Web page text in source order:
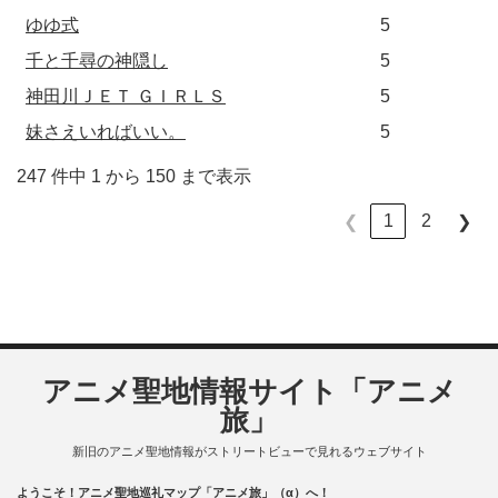
ゆゆ式
5
千と千尋の神隠し
5
神田川ＪＥＴ ＧＩＲＬＳ
5
妹さえいればいい。
5
247 件中 1 から 150 まで表示
❮ 1 2 ❯
アニメ聖地情報サイト「アニメ
旅」
新旧のアニメ聖地情報がストリートビューで見れるウェブサイト
ようこそ！アニメ聖地巡礼マップ「アニメ旅」（α）へ！